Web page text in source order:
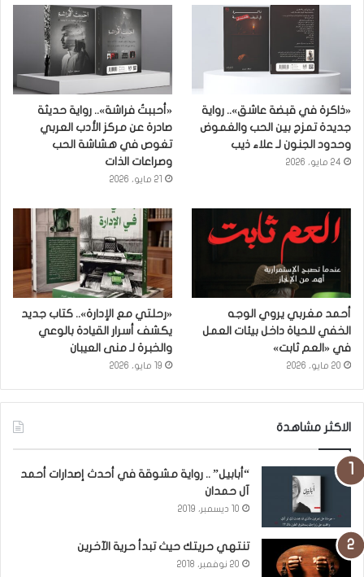
«ذاكرة في قبضة عاشق».. رواية
جديدة تمزج بين الحب والغموض
وحدود الجنون لـ علاء ذيب
24 مايو، 2026
«أحببتُ فراشة».. رواية حديثة
صادرة عن مركز الأدب العربي
تغوص في هشاشة الحب
وصراعات الذات
21 مايو، 2026
أحمد مغربي يروي الوجه
الخفي للحياة داخل بيئات العمل
في «العم ثابت»
20 مايو، 2026
«رحلتي مع الإدارة».. كتاب جديد
يكشف أسرار القيادة بالوعي
والخبرة لـ منى العيبان
19 مايو، 2026
الاكثر مشاهدة
“أبابيل” .. رواية مشوقة في أحدث إصدارات أحمد
آل حمدان
10 ديسمبر، 2019
تنتهي حريتك حيث تبدأ حرية الآخرين
20 نوفمبر، 2018